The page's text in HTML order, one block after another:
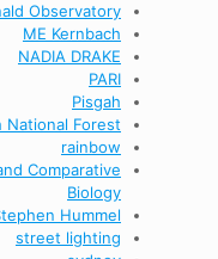
Observatory
ME Kernbach
NADIA DRAKE
PARI
Pisgah
National Forest
rainbow
Comparative
Biology
Hummel
street lighting